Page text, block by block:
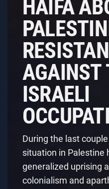
HAIFA
AGAINST
ISRAELI
During the last
situation in Palestine
generalized uprising
colonialism and